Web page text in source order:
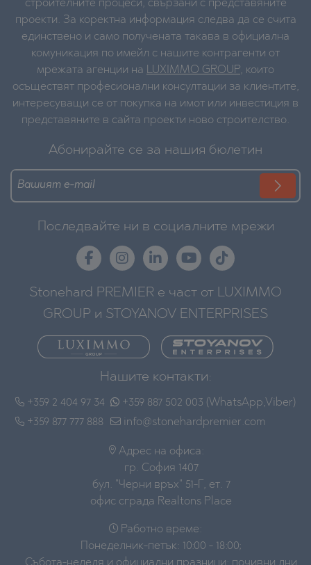
строителните процеси, свързани с представяните
проекти. За коректна информация следва да се счита
единствено и само получената такава в официална
комуникация по имейл с нашите контрагенти от
мрежата агенции на LUXIMMO GROUP, които
осъществят професионални консултации за клиентите,
интересуващи се от покупка на имот или инвестиция в
представяните в сайта проекти ново строителство.
Абонирайте се за нашия бюлетин
Последвайте ни в социалните мрежи
Stonehard PREMIER е част от LUXIMMO
GROUP и STOYANOV ENTERPRISES
Нашите контакти:
+359 2 404 97 34
+359 877 777 888
+359 887 502 003 (WhatsApp,Viber)
info@stonehardpremier.com
Адрес на офиса:
гр. София 1407
бул. "Черни връх" 51-Г, ет. 7
офис сграда Realtons Place
Работно време:
Понеделник-петък: 10:00 - 18:00;